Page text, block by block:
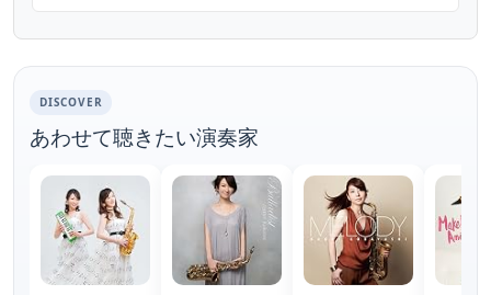
ド: Vandoren Traditional 3-1/2 会場:武蔵ホー
DISCOVER
あわせて聴きたい演奏家